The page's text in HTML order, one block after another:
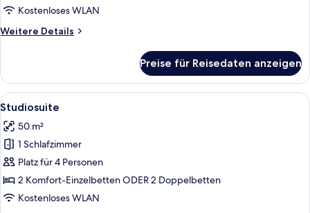
Kostenloses WLAN
Weitere Details
Weitere
Zimmer
Preise für Reisedaten anzeigen
Alle
Fotos
für
Studiosuite
anzeigen
Ein Hotelzimmer mit Esstisch, zwei
8
Studiosuite
50 m²
1 Schlafzimmer
Platz für 4 Personen
2 Komfort-Einzelbetten ODER 2 Doppelbetten
Kostenloses WLAN